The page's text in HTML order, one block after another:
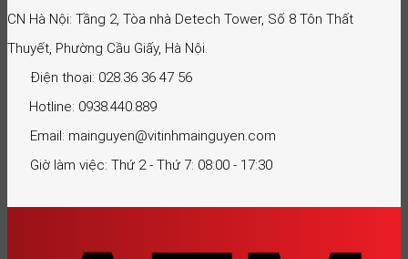
CN Hà Nội: Tầng 2, Tòa nhà Detech Tower, Số 8 Tôn Thất
Thuyết, Phường Cầu Giấy, Hà Nội.
Điện thoại: 028.36 36 47 56
Hotline: 0938.440.889
Email: mainguyen@vitinhmainguyen.com
Giờ làm việc: Thứ 2 - Thứ 7: 08:00 - 17:30